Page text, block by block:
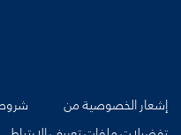
إشعار الخصوصية من